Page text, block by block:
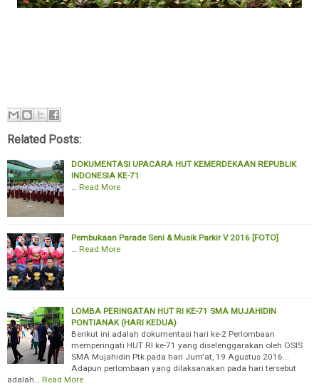
Related Posts:
DOKUMENTASI UPACARA HUT KEMERDEKAAN REPUBLIK
INDONESIA KE-71
… Read More
Pembukaan Parade Seni & Musik Parkir V 2016 [FOTO]
… Read More
LOMBA PERINGATAN HUT RI KE-71 SMA MUJAHIDIN
PONTIANAK (HARI KEDUA)
Berikut ini adalah dokumentasi hari ke-2 Perlombaan
memperingati HUT RI ke-71 yang diselenggarakan oleh OSIS
SMA Mujahidin Ptk pada hari Jum'at, 19 Agustus 2016...
Adapun perlombaan yang dilaksanakan pada hari tersebut
adalah… Read More